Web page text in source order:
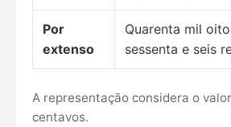
Por
extenso
Quarenta mil
sessenta e seis
A representação considera o
centavos.